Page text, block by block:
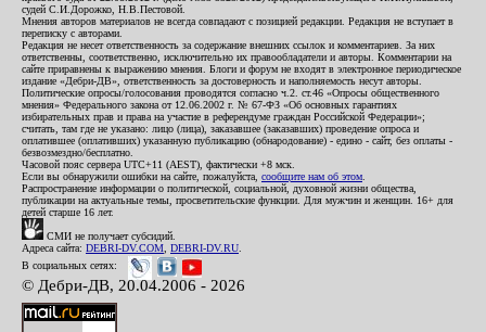
судей С.И.Дорожко, Н.В.Пестовой.
Мнения авторов материалов не всегда совпадают с позицией редакции. Редакция не вступает в
переписку с авторами.
Редакция не несет ответственность за содержание внешних ссылок и комментариев. За них
ответственны, соответственно, исключительно их правообладатели и авторы. Комментарии на
сайте приравнены к выражению мнения. Блоги и форум не входят в электронное периодическое
издание «Дебри-ДВ», ответственность за достоверность и наполняемость несут авторы.
Политические опросы/голосования проводятся согласно ч.2. ст.46 «Опросы общественного
мнения» Федерального закона от 12.06.2002 г. № 67-ФЗ «Об основных гарантиях
избирательных прав и права на участие в референдуме граждан Российской Федерации»;
считать, там где не указано: лицо (лица), заказавшее (заказавших) проведение опроса и
оплатившее (оплативших) указанную публикацию (обнародование) - едино - сайт, без оплаты -
безвозмездно/бесплатно.
Часовой пояс сервера UTC+11 (AEST), фактически +8 мск.
Если вы обнаружили ошибки на сайте, пожалуйста, сообщите нам об этом
Распространение информации о политической, социальной, духовной жизни общества,
публикации на актуальные темы, просветительские функции. Для мужчин и женщин. 16+ для
детей старше 16 лет.
СМИ не получает субсидий.
Адреса сайта: DEBRI-DV.COM DEBRI-DV.RU
В социальных сетях:
© Дебри-ДВ, 20.04.2006 - 2026